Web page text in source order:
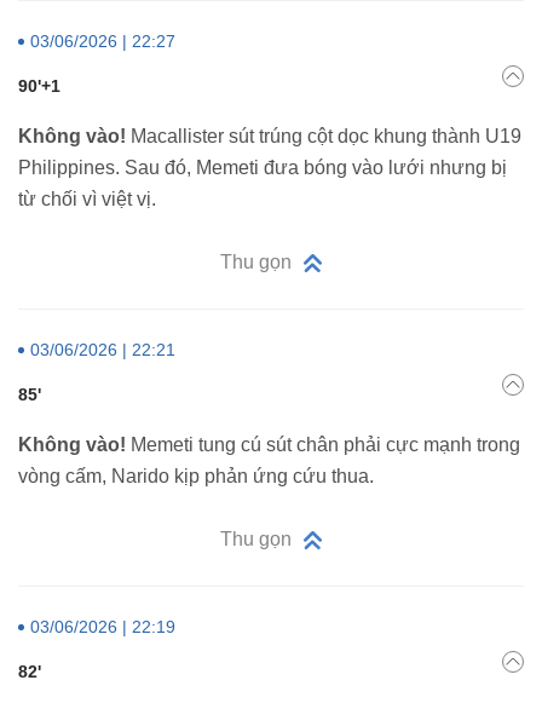
03/06/2026 | 22:27
90'+1
Không vào! Macallister sút trúng cột dọc khung thành U19
Philippines. Sau đó, Memeti đưa bóng vào lưới nhưng bị
từ chối vì việt vị.
Thu gọn
03/06/2026 | 22:21
85'
Không vào! Memeti tung cú sút chân phải cực mạnh trong
vòng cấm, Narido kịp phản ứng cứu thua.
Thu gọn
03/06/2026 | 22:19
82'